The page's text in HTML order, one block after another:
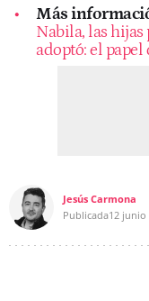
Más
Nabila, las
adoptó: el
Jesús Carmona
Publicada12 junio